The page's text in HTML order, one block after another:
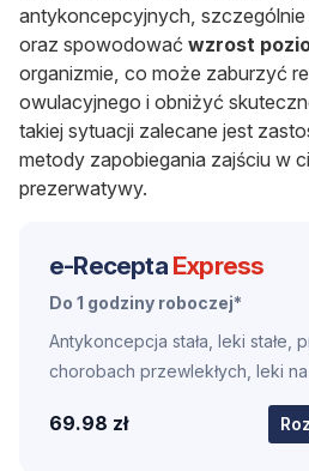
antykoncepcyjnych, szczególnie
oraz spowodować wzrost
organizmie, co może zaburzyć
owulacyjnego i obniżyć
takiej sytuacji zalecane jest
metody zapobiegania zajściu w
prezerwatywy.
e-Recepta Express
Do 1 godziny roboczej*
Antykoncepcja stała, leki stałe,
chorobach przewlekłych, leki
69.98 zł